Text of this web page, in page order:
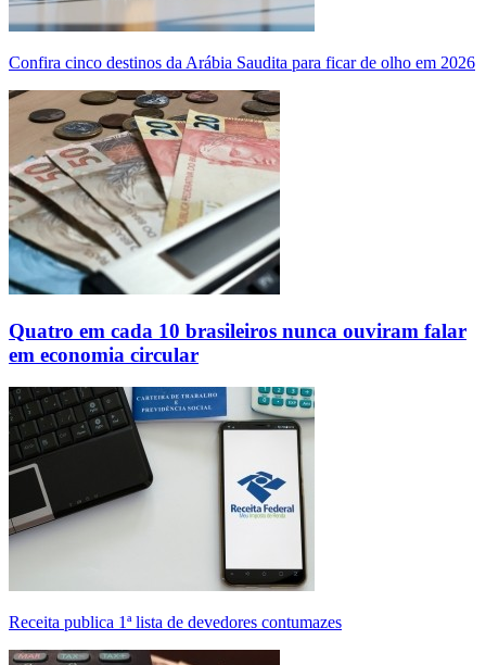
Confira cinco destinos da Arábia Saudita para ficar de olho em 2026
Quatro em cada 10 brasileiros nunca ouviram falar
em economia circular
Receita publica 1ª lista de devedores contumazes